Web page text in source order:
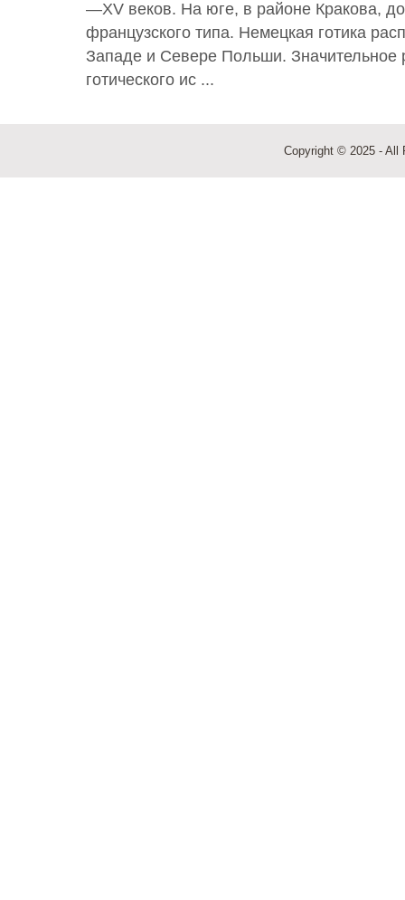
—XV веков. На юге, в районе Кракова,
французского типа. Немецкая готика
Западе и Севере Польши. Значительное
готического ис ...
Copyright © 2025 - All